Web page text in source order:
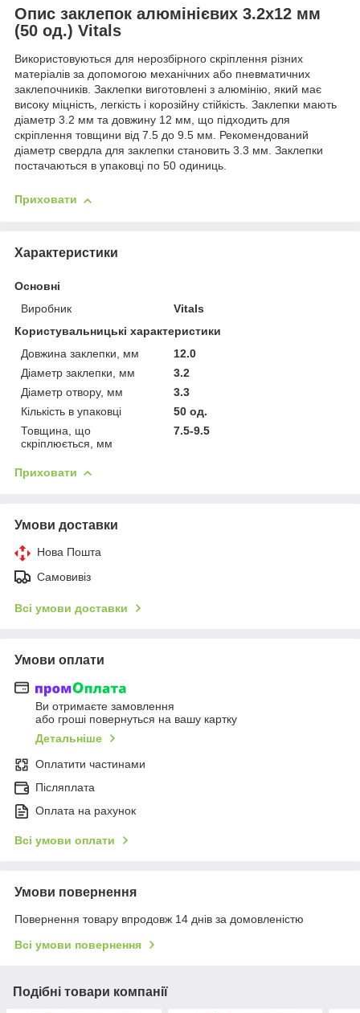
Опис заклепок алюмінієвих 3.2x12 мм
(50 од.) Vitals
Використовуються для нерозбірного скріплення різних
матеріалів за допомогою механічних або пневматичних
заклепочників. Заклепки виготовлені з алюмінію, який має
високу міцність, легкість і корозійну стійкість. Заклепки мають
діаметр 3.2 мм та довжину 12 мм, що підходить для
скріплення товщини від 7.5 до 9.5 мм. Рекомендований
діаметр свердла для заклепки становить 3.3 мм. Заклепки
постачаються в упаковці по 50 одиниць.
Приховати
Характеристики
Основні
Виробник
Vitals
Користувальницькі характеристики
Довжина заклепки, мм
12.0
Діаметр заклепки, мм
3.2
Діаметр отвору, мм
3.3
Кількість в упаковці
50 од.
Товщина, що
скріплюється, мм
7.5-9.5
Приховати
Умови доставки
Нова Пошта
Самовивіз
Всі умови доставки
Умови оплати
Ви отримаєте замовлення
або гроші повернуться на вашу картку
Детальніше
Оплатити частинами
Післяплата
Оплата на рахунок
Всі умови оплати
Умови повернення
Повернення товару впродовж 14 днів за домовленістю
Всі умови повернення
Подібні товари компанії